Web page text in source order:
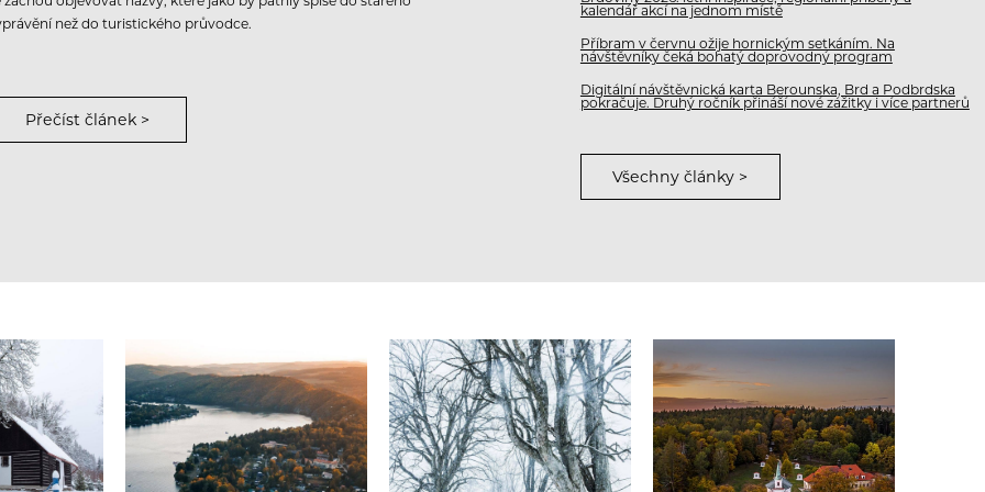
než do turistického průvodce.
Přečíst článek >
kalendář akcí na jednom místě
Příbram v červnu ožije hornickým setkáním. Na
návštěvníky čeká bohatý doprovodný program
Digitální návštěvnická karta Berounska, Brd a Podbrdska
pokračuje. Druhý ročník přináší nové zážitky i více partnerů
Všechny články >